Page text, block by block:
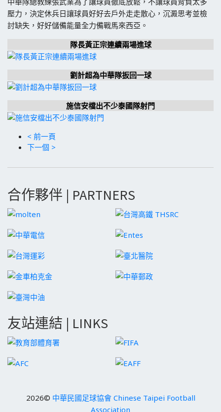
壓力，決定休兵日讓球員好好去戶外走走散心，沉澱思考並檢
討缺失，好好儲備能量全力備戰馬來西亞。
隊長黃正宗連續兩場進球
劉計超為中華隊扳回一球
施信安檔出不少泰國隊射門
< 前一頁
下一個 >
合作夥伴 | PARTNERS
友站連結 | LINKS
2026© 中華民國足球協會 Chinese Taipei Football
Association